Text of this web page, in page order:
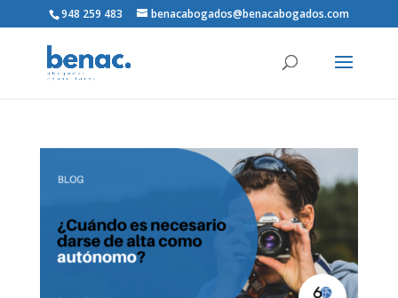
948 259 483 benacabogados@benacabogados.com